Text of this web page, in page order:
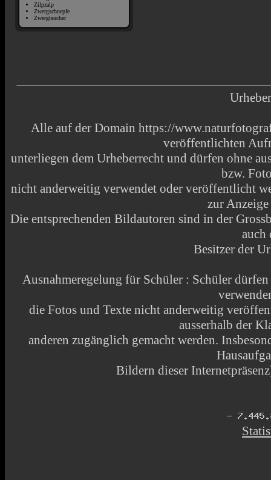
Zilpzalp
Zwergschnepfe
Zwergtaucher
Alle auf der Domain https://
veröffentlichten
unterliegen dem Urheberrecht und dürfen ohne
bzw.
nicht anderweitig verwendet oder veröffentlicht
zur
Die entsprechenden Bildautoren sind in der
auch
Besitzer der
Ausnahmeregelung für Schüler : Schüler
die Fotos und Texte nicht anderweitig
ausserhalb der
anderen zugänglich gemacht werden.
Bildern dieser